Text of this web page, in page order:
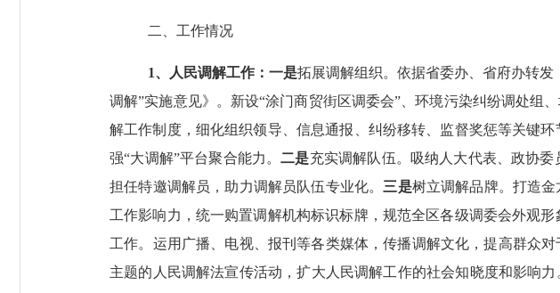
二、工作情况
1、人民调解工作：一是拓展调解组织。依据省委办、省府办转
调解”实施意见》。新设“涂门商贸街区调委会”、环境污染纠纷调处组
解工作制度，细化组织领导、信息通报、纠纷移转、监督奖惩等关键
强“大调解”平台聚合能力。二是充实调解队伍。吸纳人大代表、政协
担任特邀调解员，助力调解员队伍专业化。 三是树立调解品牌。打造金
工作影响力，统一购置调解机构标识标牌，规范全区各级调委会外观
工作。运用广播、电视、报刊等各类媒体，传播调解文化，提高群众对
主题的人民调解法宣传活动，扩大人民调解工作的社会知晓度和影响